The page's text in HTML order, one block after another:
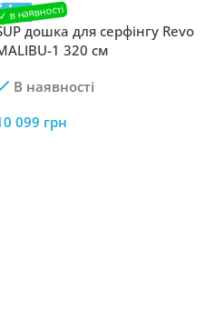
дошка для серфінгу Revo
1 320 см
В наявності
099 грн